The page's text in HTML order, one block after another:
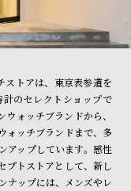
トアは、東京表参道を
のセレクトショップで
ォッチブランドから、
ォッチブランドまで、多
アップしています。感性
プトストアとして、新し
ナップには、メンズやレ